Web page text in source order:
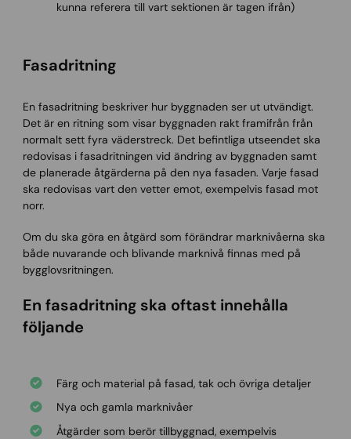
kunna referera till vart sektionen är tagen ifrån)
Fasadritning
En fasadritning beskriver hur byggnaden ser ut utvändigt.
Det är en ritning som visar byggnaden rakt framifrån från
normalt sett fyra väderstreck. Det befintliga utseendet ska
redovisas i fasadritningen vid ändring av byggnaden samt
de planerade åtgärderna på den nya fasaden. Varje fasad
ska redovisas vart den vetter emot, exempelvis fasad mot
norr.
Om du ska göra en åtgärd som förändrar marknivåerna ska
både nuvarande och blivande marknivå finnas med på
bygglovsritningen.
En fasadritning ska oftast innehålla
följande
Färg och material på fasad, tak och övriga detaljer
Nya och gamla marknivåer
Åtgärder som berör tillbyggnad, exempelvis